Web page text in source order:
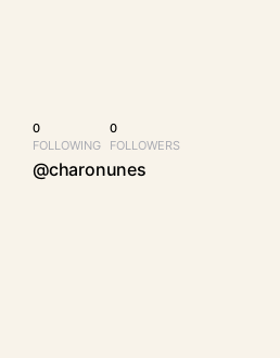
0
FOLLOWING
0
FOLLOWERS
@charonunes